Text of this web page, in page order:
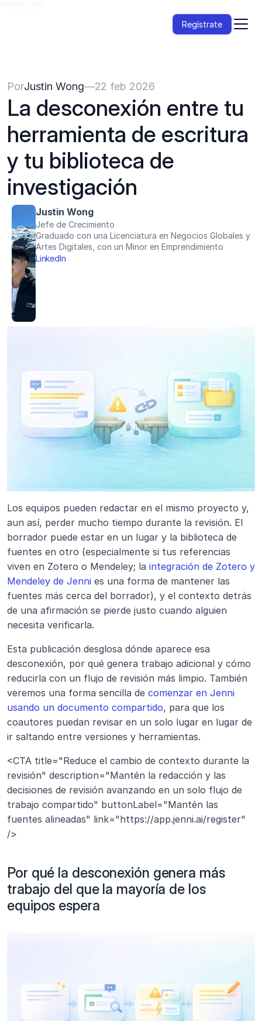
Regístrate
PorJustin Wong—22 feb 2026
La desconexión entre tu
herramienta de escritura
y tu biblioteca de
investigación
Justin Wong
Jefe de Crecimiento
Graduado con una Licenciatura en Negocios Globales y
Artes Digitales, con un Minor en Emprendimiento
LinkedIn
Los equipos pueden redactar en el mismo proyecto y,
aun así, perder mucho tiempo durante la revisión. El
borrador puede estar en un lugar y la biblioteca de
fuentes en otro (especialmente si tus referencias
viven en Zotero o Mendeley; la integración de Zotero y
Mendeley de Jenni es una forma de mantener las
fuentes más cerca del borrador), y el contexto detrás
de una afirmación se pierde justo cuando alguien
necesita verificarla.
Esta publicación desglosa dónde aparece esa
desconexión, por qué genera trabajo adicional y cómo
reducirla con un flujo de revisión más limpio. También
veremos una forma sencilla de comenzar en Jenni
usando un documento compartido, para que los
coautores puedan revisar en un solo lugar en lugar de
ir saltando entre versiones y herramientas.
<CTA title="Reduce el cambio de contexto durante la
revisión" description="Mantén la redacción y las
decisiones de revisión avanzando en un solo flujo de
trabajo compartido" buttonLabel="Mantén las
fuentes alineadas" link="https://app.jenni.ai/register"
/>
Por qué la desconexión genera más
trabajo del que la mayoría de los
equipos espera